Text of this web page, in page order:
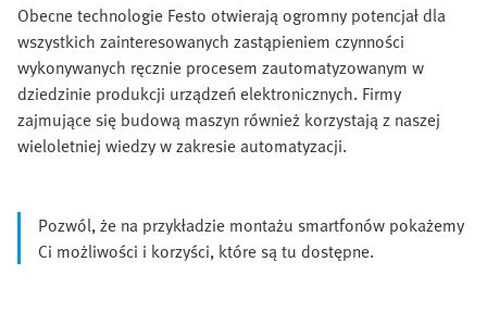
Obecne technologie Festo otwierają ogromny potencjał dla
wszystkich zainteresowanych zastąpieniem czynności
wykonywanych ręcznie procesem zautomatyzowanym w
dziedzinie produkcji urządzeń elektronicznych. Firmy
zajmujące się budową maszyn również korzystają z naszej
wieloletniej wiedzy w zakresie automatyzacji.
Pozwól, że na przykładzie montażu smartfonów pokażemy
Ci możliwości i korzyści, które są tu dostępne.